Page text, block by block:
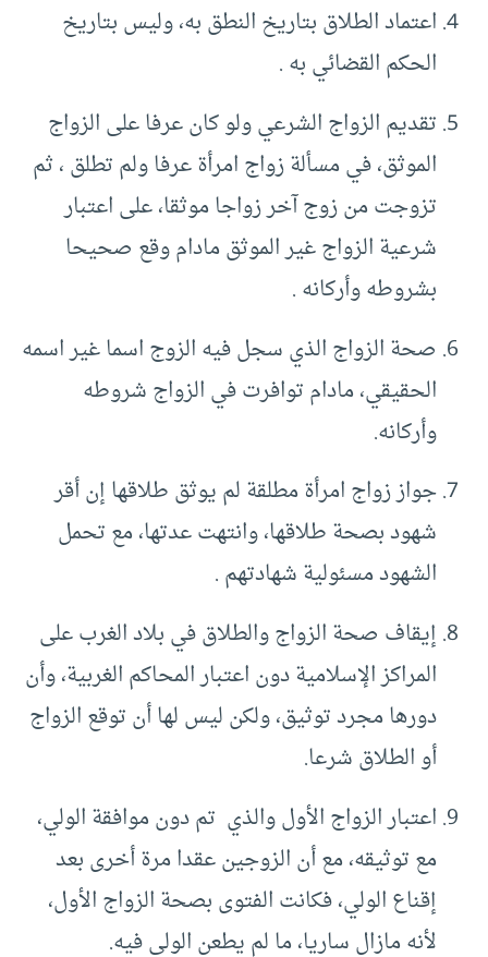
اعتماد الطلاق بتاريخ النطق به، وليس بتاريخ
الحكم القضائي به .
تقديم الزواج الشرعي ولو كان عرفا على الزواج
الموثق، في مسألة زواج امرأة عرفا ولم تطلق ، ثم
تزوجت من زوج آخر زواجا موثقا، على اعتبار
شرعية الزواج غير الموثق مادام وقع صحيحا
بشروطه وأركانه .
صحة الزواج الذي سجل فيه الزوج اسما غير اسمه
الحقيقي، مادام توافرت في الزواج شروطه
وأركانه.
جواز زواج امرأة مطلقة لم يوثق طلاقها إن أقر
شهود بصحة طلاقها، وانتهت عدتها، مع تحمل
الشهود مسئولية شهادتهم .
إيقاف صحة الزواج والطلاق في بلاد الغرب على
المراكز الإسلامية دون اعتبار المحاكم الغربية، وأن
دورها مجرد توثيق، ولكن ليس لها أن توقع الزواج
أو الطلاق شرعا.
اعتبار الزواج الأول والذي تم دون موافقة الولي،
مع توثيقه، مع أن الزوجين عقدا مرة أخرى بعد
إقناع الولي، فكانت الفتوى بصحة الزواج الأول،
لأنه مازال ساريا، ما لم يطعن الولي فيه.